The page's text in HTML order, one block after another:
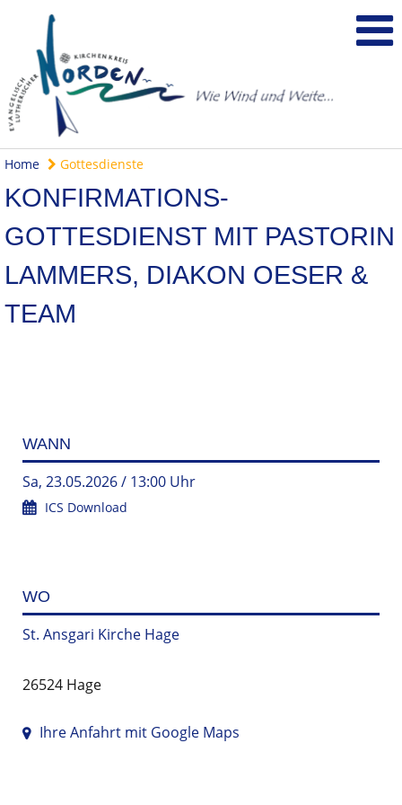
Home Gottesdienste
KONFIRMATIONS-
GOTTESDIENST MIT PASTORIN
LAMMERS, DIAKON OESER &
TEAM
WANN
Sa, 23.05.2026 / 13:00 Uhr
ICS Download
WO
St. Ansgari Kirche Hage
26524 Hage
Ihre Anfahrt mit Google Maps